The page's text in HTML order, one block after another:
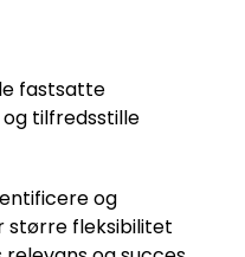
fastsatte
tilfredsstille
og
større fleksibilitet